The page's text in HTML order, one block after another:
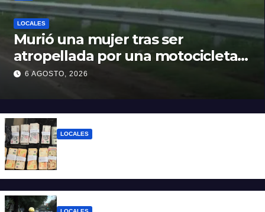
LOCALES
Murió una mujer tras ser
atropellada por una motocicleta
en Nelson
6 AGOSTO, 2026
LOCALES